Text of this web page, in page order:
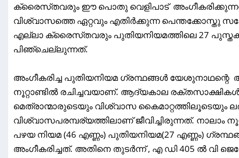
ക്രൈസ്‌തവരും ഈ പൊതു വെളിപാട്
വിശ്വാസത്തെ ഏറ്റവും എതിർക്കുന്ന പെന്തക്കോസ്തു
എല്ലാ ക്രൈസ്‌തവരും പുതിയനിയമത്തിലെ 27
പിഞ്ചെല്ലുന്നത്.
അംഗീകരിച്ച പുതിയനിയമ ഗ്രന്ഥങ്ങൾ യേശുനാഥന്റെ
നൂറ്റാണ്ടിൽ രചിച്ചവയാണ്. ആദ്യകാല
മെത്രാന്മാരുടെയും വിശ്വാസ കൈമാറ്റത്തിലൂടെയും
വിശ്വാസപരമ്പര്യത്തിലാണ് ജീവിച്ചിരുന്നത്. നാലാം
പഴയ നിയമ (46 എണ്ണം) പുതിയനിയമ(27 എണ്ണം)
അംഗീകരിച്ചത്. അതിനെ തുടർന്ന് , എ ഡി 405 ൽ വി